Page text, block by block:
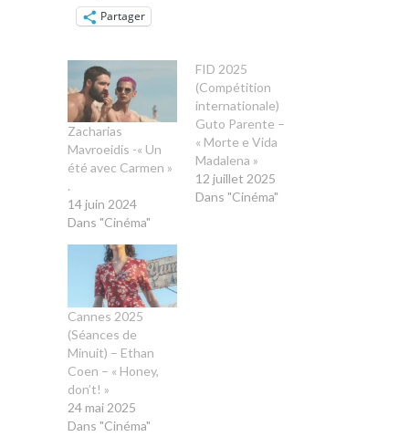
Partager
Zacharias
Mavroeidis -« Un
été avec Carmen »
.
14 juin 2024
Dans "Cinéma"
FID 2025
(Compétition
internationale)
Guto Parente –
« Morte e Vida
Madalena »
12 juillet 2025
Dans "Cinéma"
Cannes 2025
(Séances de
Minuit) – Ethan
Coen – « Honey,
don’t! »
24 mai 2025
Dans "Cinéma"